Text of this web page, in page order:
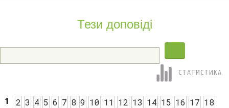
Тези доповіді
СТАТИСТИКА
1 2 3 4 5 6 7 8 9 10 11 12 13 14 15 16 17 18